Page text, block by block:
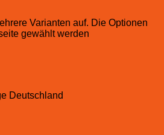
Varianten auf. Die Optionen
gewählt werden
Deutschland